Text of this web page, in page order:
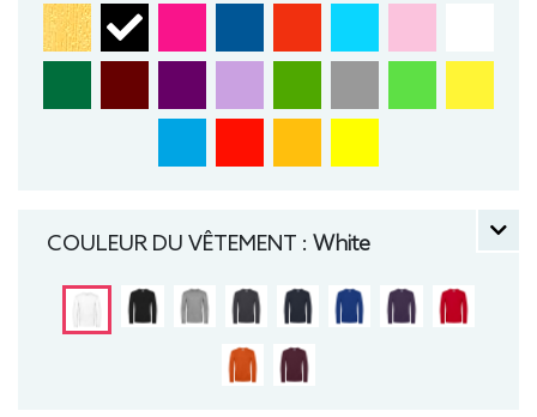
COULEUR DU VÊTEMENT : White